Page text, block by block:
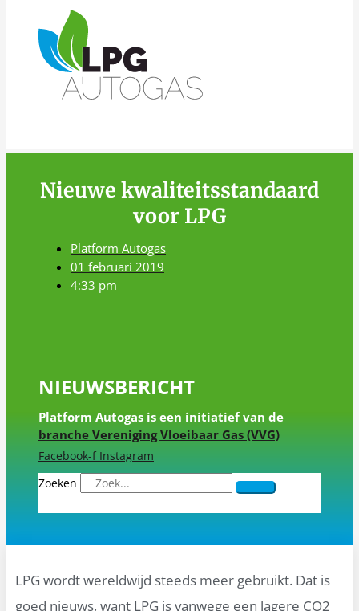
Nieuwe kwaliteitsstandaard
voor LPG
Platform Autogas
01 februari 2019
4:33 pm
NIEUWSBERICHT
Platform Autogas is een initiatief van de
branche Vereniging Vloeibaar Gas (VVG)
Facebook-f Instagram
Zoeken
LPG wordt wereldwijd steeds meer gebruikt. Dat is
goed nieuws, want LPG is vanwege een lagere CO2